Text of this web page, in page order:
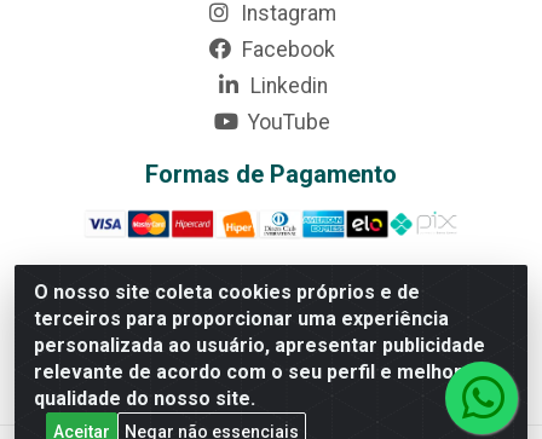
O nosso site coleta cookies próprios e de
terceiros para proporcionar uma experiência
personalizada ao usuário, apresentar publicidade
relevante de acordo com o seu perfil e melhorar a
qualidade do nosso site.
Aceitar Negar não essenciais
Instagram
Facebook
Linkedin
YouTube
Formas de Pagamento
Rede Brasil - Avenida Universitária, nº 3860, Jardim das
Américas II Etapa - Anápolis/GO - CEP 75070-415 - CNPJ
07.728.073/0002-24